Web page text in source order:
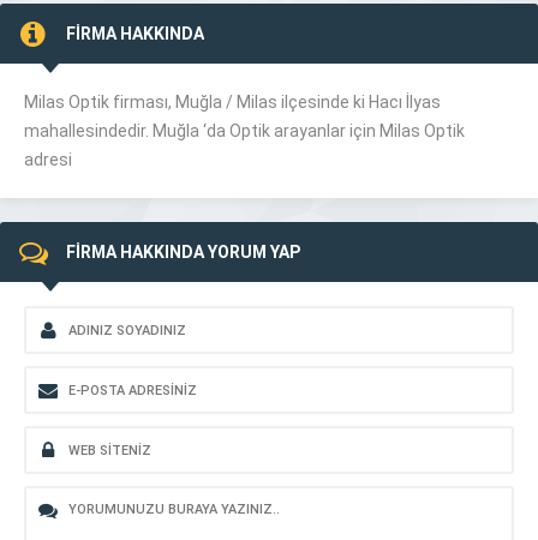
FİRMA HAKKINDA
Milas Optik firması, Muğla / Milas ilçesinde ki Hacı İlyas
mahallesindedir. Muğla ‘da Optik arayanlar için Milas Optik
adresi
FİRMA HAKKINDA YORUM YAP